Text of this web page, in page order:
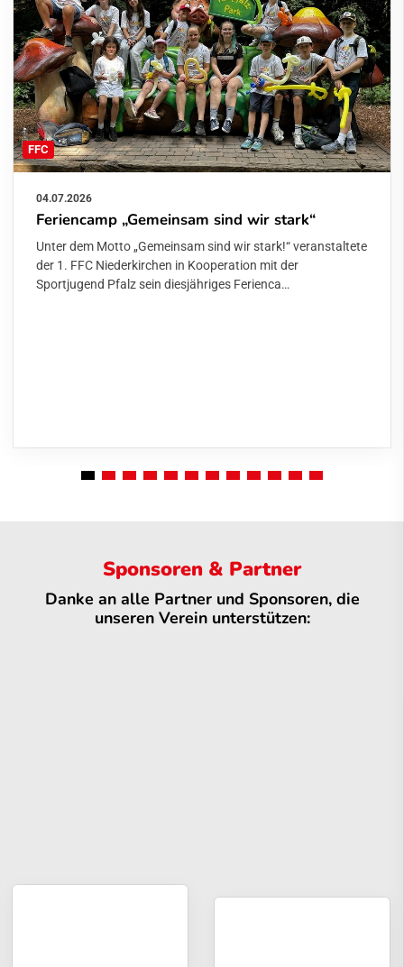
FFC
04.07.2026
Feriencamp „Gemeinsam sind wir stark“
Unter dem Motto „Gemeinsam sind wir stark!“ veranstaltete
der 1. FFC Niederkirchen in Kooperation mit der
Sportjugend Pfalz sein diesjähriges Ferienca…
Sponsoren & Partner
Danke an alle Partner und Sponsoren, die
unseren Verein unterstützen: